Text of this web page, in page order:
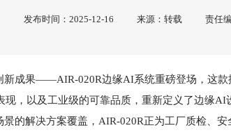
发布时间：2025-12-16 来源：转载 责任
新成果——AIR-020R边缘AI系统重磅登场，这
现，以及工业级的可靠品质，重新定义了边缘
的解决方案覆盖，AIR-020R正为工厂质检、